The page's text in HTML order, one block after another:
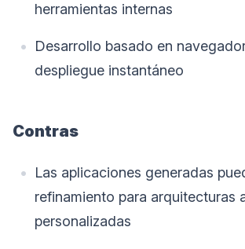
herramientas internas
Desarrollo basado en
despliegue instantáneo
Contras
Las aplicaciones generadas
refinamiento para arquitecturas
personalizadas